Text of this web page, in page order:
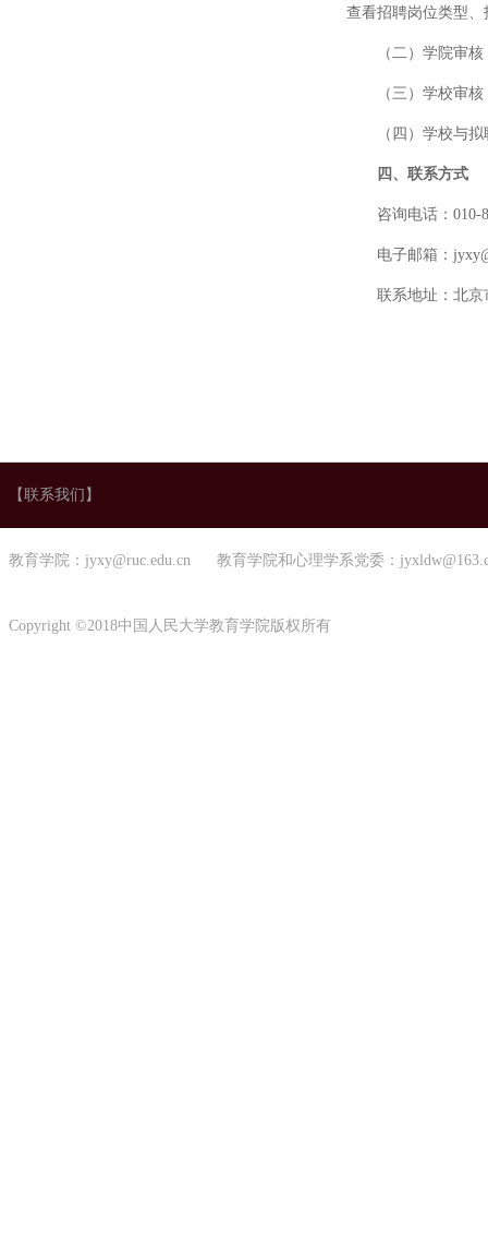
查看招聘岗位类型
（二）学院审核
（三）学校审核
（四）学校与
四、联系方式
咨询电话：010-
电子邮箱：
联系地址：北京
【联系我们】
教育学院：jyxy@ruc.edu.cn 教育学院和心理学系党委：
Copyright ©2018中国人民大学教育学院版权所有